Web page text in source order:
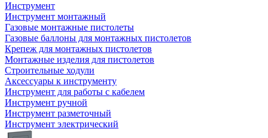
Инструмент
Инструмент монтажный
Газовые монтажные пистолеты
Газовые баллоны для монтажных пистолетов
Крепеж для монтажных пистолетов
Монтажные изделия для пистолетов
Строительные ходули
Аксессуары к инструменту
Инструмент для работы с кабелем
Инструмент ручной
Инструмент разметочный
Инструмент электрический